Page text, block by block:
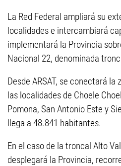
La Red Federal ampliará su
localidades e intercambiará
implementará la Provincia
Nacional 22, denominada
Desde ARSAT, se conectará
las localidades de Choele
Pomona, San Antonio Este y
llega a 48.841 habitantes.
En el caso de la troncal Alto
desplegará la Provincia,